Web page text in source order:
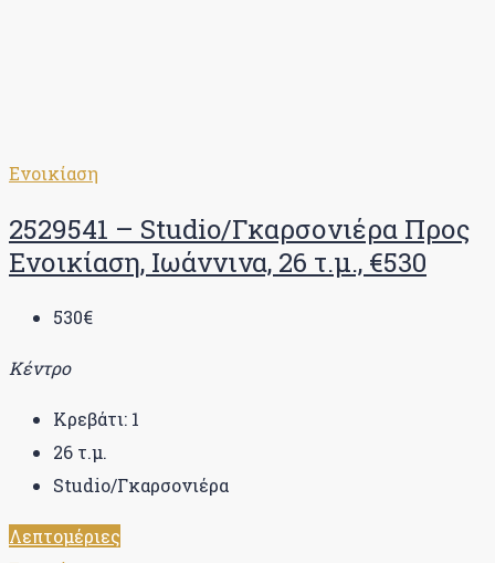
Ενοικίαση
2529541 – Studio/Γκαρσονιέρα Προς
Ενοικίαση, Ιωάννινα, 26 τ.μ., €530
530€
Κέντρο
Κρεβάτι: 1
26 τ.μ.
Studio/Γκαρσονιέρα
Λεπτομέριες